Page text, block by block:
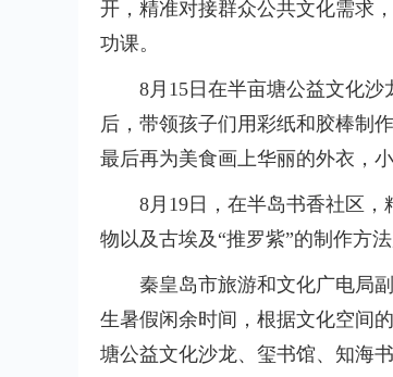
开，精准对接群众公共文化需求
功课。
8月15日在半亩塘公益文化沙
后，带领孩子们用彩纸和胶棒制
最后再为美食画上华丽的外衣，
8月19日，在半岛书香社区
物以及古埃及“推罗紫”的制作方
秦皇岛市旅游和文化广电局
生暑假闲余时间，根据文化空间
塘公益文化沙龙、玺书馆、知海